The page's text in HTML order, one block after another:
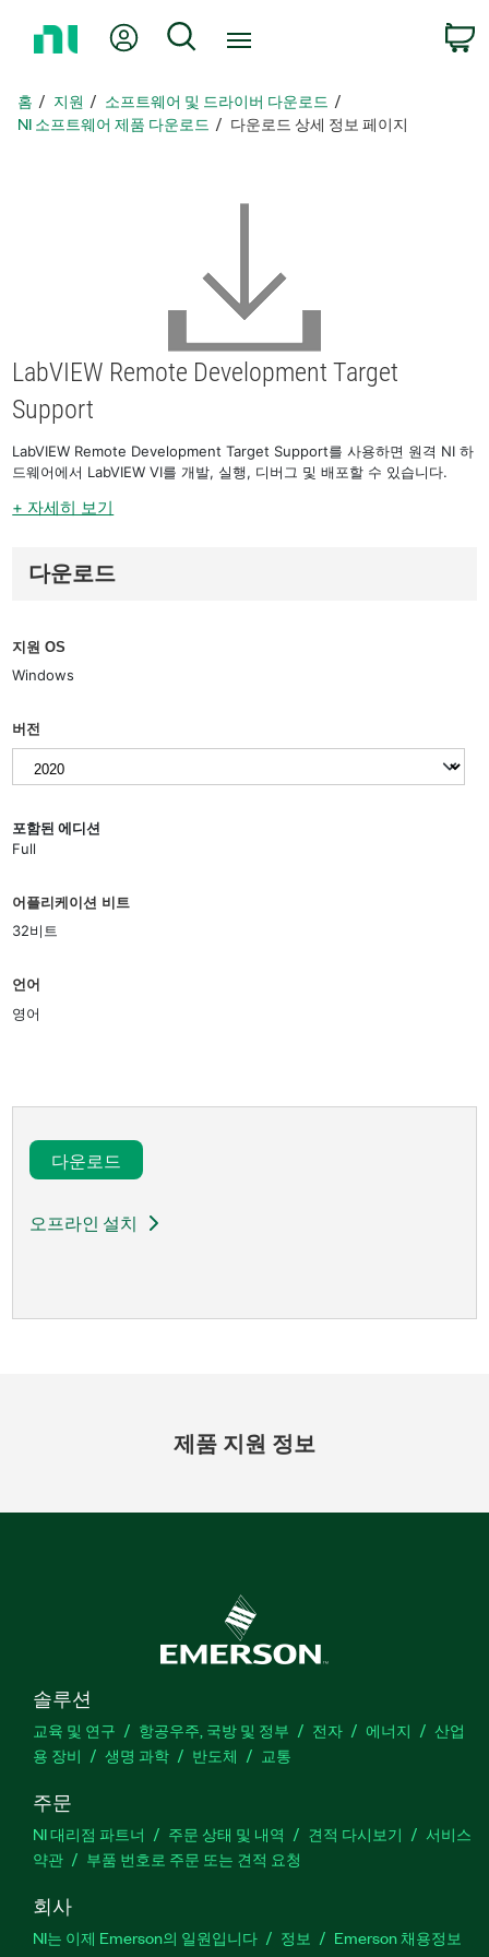
지
로
내 계정 검색
홈 지원
소프트웨어 및 드라이버 다운로드
NI 소프트웨어 제품 다운로드
다운로드 상세 정보 페이지
LabVIEW Remote Development Target
Support
LabVIEW Remote Development Target Support를 사용하면 원격 NI 하
드웨어에서 LabVIEW VI를 개발, 실행, 디버그 및 배포할 수 있습니다.
+ 자세히 보기
다운로드
지원 OS
Windows
버전
포함된 에디션
Full
어플리케이션 비트
32비트
언어
영어
다운로드​
오프라인 설치
제품 지원 정보
솔루션
교육 및 연구 항공우주, 국방 및 정부 전자 에너지
산업
용 장비
생명 과학 반도체 교통
주문
NI 대리점 파트너 주문 상태 및 내역 견적 다시보기
서비스
약관
부품 번호로 주문 또는 견적 요청
회사
NI는 이제 Emerson의 일원입니다 정보
Emerson 채용정보